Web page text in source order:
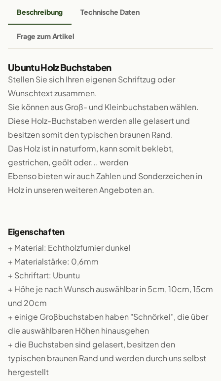
Beschreibung Technische Daten
Frage zum Artikel
Ubuntu Holz Buchstaben
Stellen Sie sich Ihren eigenen Schriftzug oder
Wunschtext zusammen.
Sie können aus Groß- und Kleinbuchstaben wählen.
Diese Holz-Buchstaben werden alle gelasert und
besitzen somit den typischen braunen Rand.
Das Holz ist in naturform, kann somit beklebt,
gestrichen, geölt oder... werden
Ebenso bieten wir auch Zahlen und Sonderzeichen in
Holz in unseren weiteren Angeboten an.
Eigenschaften
+ Material: Echtholzfurnier dunkel
+ Materialstärke: 0,6mm
+ Schriftart: Ubuntu
+ Höhe je nach Wunsch auswählbar in 5cm, 10cm, 15cm
und 20cm
+ einige Großbuchstaben haben "Schnörkel", die über
die auswählbaren Höhen hinausgehen
+ die Buchstaben sind gelasert, besitzen den
typischen braunen Rand und werden durch uns selbst
hergestellt